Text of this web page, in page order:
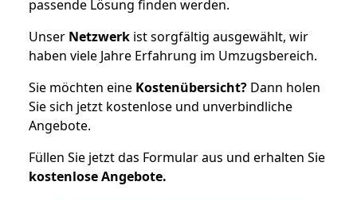
passende Lösung finden werden.
Unser Netzwerk ist sorgfältig ausgewählt, wir
haben viele Jahre Erfahrung im Umzugsbereich.
Sie möchten eine Kostenübersicht? Dann holen
Sie sich jetzt kostenlose und unverbindliche
Angebote.
Füllen Sie jetzt das Formular aus und erhalten Sie
kostenloseAngebote.